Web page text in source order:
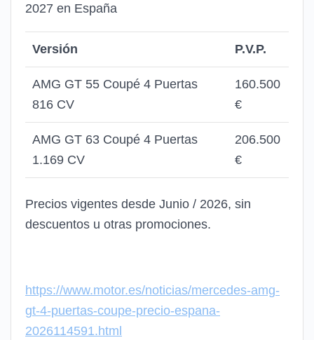
2027 en España
Versión P.V.P.
AMG GT 55 Coupé 4 Puertas
816 CV
160.500
€
AMG GT 63 Coupé 4 Puertas
1.169 CV
206.500
€
Precios vigentes desde Junio / 2026, sin
descuentos u otras promociones.
https://www.motor.es/noticias/mercedes-amg-
gt-4-puertas-coupe-precio-espana-
2026114591.html